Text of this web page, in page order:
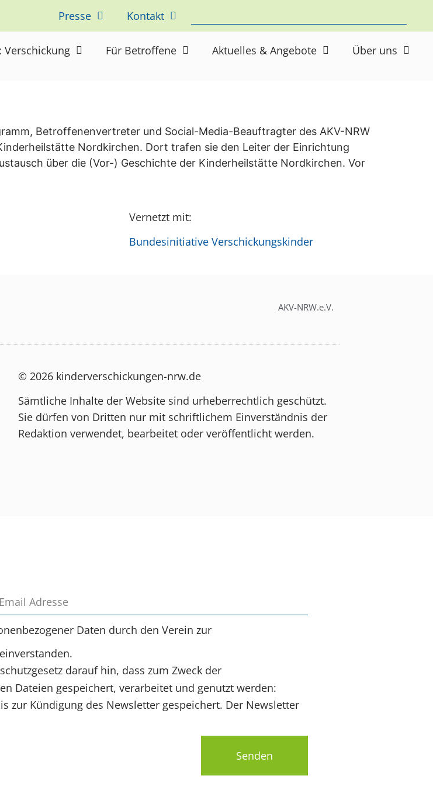
Presse Kontakt
Verschickung Für Betroffene Aktuelles & Angebote Über uns
Betroffenenvertreter und Social-Media-Beauftragter des AKV-NRW
Nordkirchen. Dort trafen sie den Leiter der Einrichtung
über die (Vor-) Geschichte der Kinderheilstätte Nordkirchen. Vor
Vernetzt mit:
Bundesinitiative Verschickungskinder
AKV-NRW.e.V.
© 2026 kinderverschickungen-nrw.de
Sämtliche Inhalte der Website sind urheberrechtlich geschützt.
Sie dürfen von Dritten nur mit schriftlichem Einverständnis der
Redaktion verwendet, bearbeitet oder veröffentlicht werden.
Daten durch den Verein zur
darauf hin, dass zum Zweck der
Dateien gespeichert, verarbeitet und genutzt werden:
zur Kündigung des Newsletter gespeichert. Der Newsletter
Senden